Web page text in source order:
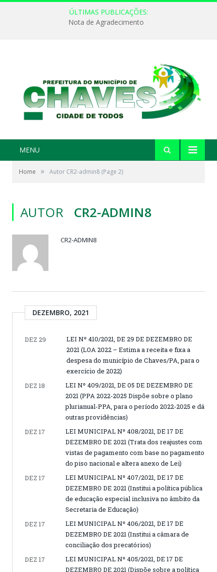
ÚLTIMAS PUBLICAÇÕES:
Nota de Agradecimento
MENU
Home » Autor CR2-admin8 (Page 2)
AUTOR CR2-ADMIN8
CR2-ADMIN8
DEZEMBRO, 2021
DEZ 29
LEI Nº 410/2021, DE 29 DE DEZEMBRO DE
2021 (LOA 2022 – Estima a receita e fixa a
despesa do município de Chaves/PA, para o
exercício de 2022)
DEZ 18
LEI Nº 409/2021, DE 05 DE DEZEMBRO DE
2021 (PPA 2022-2025 Dispõe sobre o plano
plurianual-PPA, para o período 2022-2025 e dá
outras providências)
DEZ 17
LEI MUNICIPAL Nº 408/2021, DE 17 DE
DEZEMBRO DE 2021 (Trata dos reajustes com
vistas de pagamento com base no pagamento
do piso nacional e altera anexo de Lei)
DEZ 17
LEI MUNICIPAL Nº 407/2021, DE 17 DE
DEZEMBRO DE 2021 (Institui a política pública
de educação especial inclusiva no âmbito da
Secretaria de Educação)
DEZ 17
LEI MUNICIPAL Nº 406/2021, DE 17 DE
DEZEMBRO DE 2021 (Institui a câmara de
conciliação dos precatórios)
DEZ 17
LEI MUNICIPAL Nº 405/2021, DE 17 DE
DEZEMBRO DE 2021 (Dispõe sobre a política